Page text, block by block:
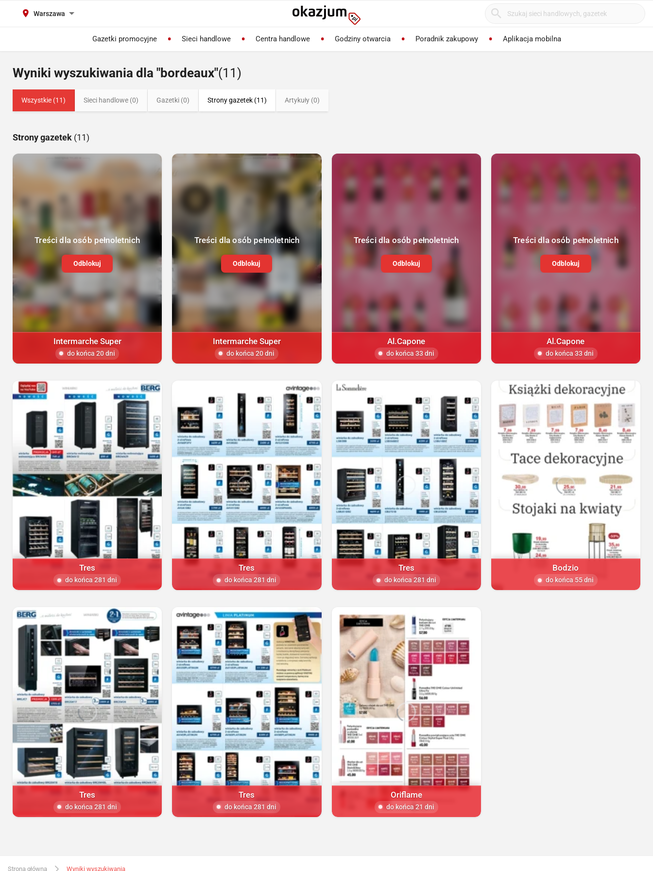
Warszawa
Gazetki promocyjne Sieci handlowe Centra handlowe Godziny otwarcia Poradnik zakupowy Aplikacja mobilna
Wyniki wyszukiwania dla "bordeaux"(11)
Wszystkie (11) Sieci handlowe (0) Gazetki (0) Strony gazetek (11) Artykuły (0)
Strony gazetek (11)
Treści dla osób pełnoletnich
Odblokuj
Intermarche Super
do końca 20 dni
Treści dla osób pełnoletnich
Odblokuj
Intermarche Super
do końca 20 dni
Treści dla osób pełnoletnich
Odblokuj
Al.Capone
do końca 33 dni
Treści dla osób pełnoletnich
Odblokuj
Al.Capone
do końca 33 dni
Tres
do końca 281 dni
Tres
do końca 281 dni
Tres
do końca 281 dni
Bodzio
do końca 55 dni
Tres
do końca 281 dni
Tres
do końca 281 dni
Oriflame
do końca 21 dni
Strona główna Wyniki wyszukiwania